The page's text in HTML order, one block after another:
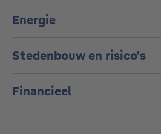
Energie
Stedenbouw en risico's
Financieel